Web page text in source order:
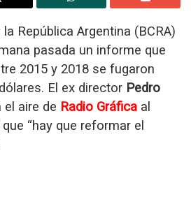
República Argentina (BCRA)
pasada un informe que
2015 y 2018 se fugaron
El ex director Pedro
aire de Radio Gráfica al
“hay que reformar el